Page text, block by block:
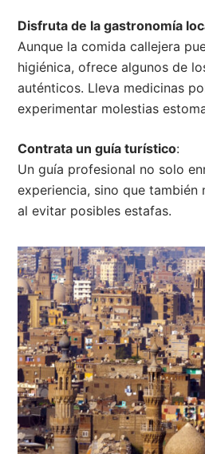
Disfruta de la gastronomía
Aunque la comida callejera
higiénica, ofrece algunos de
auténticos. Lleva medicinas
experimentar molestias
Contrata un guía turístico:
Un guía profesional no solo
experiencia, sino que también
al evitar posibles estafas.